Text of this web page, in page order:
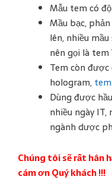
Mẫu tem có
Mầu bạc,
lên, nhiều
nên gọi là tem
Tem còn
hologram,
Dùng được
nhiều ngày
ngành dược
Chúng tôi sẽ rất hân
cám ơn Quý khách !!!